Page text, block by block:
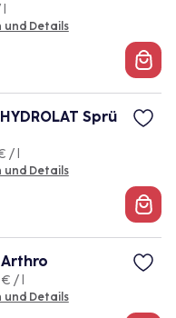
und Details
Sprü
/ l
und Details
Arthro
/ l
und Details